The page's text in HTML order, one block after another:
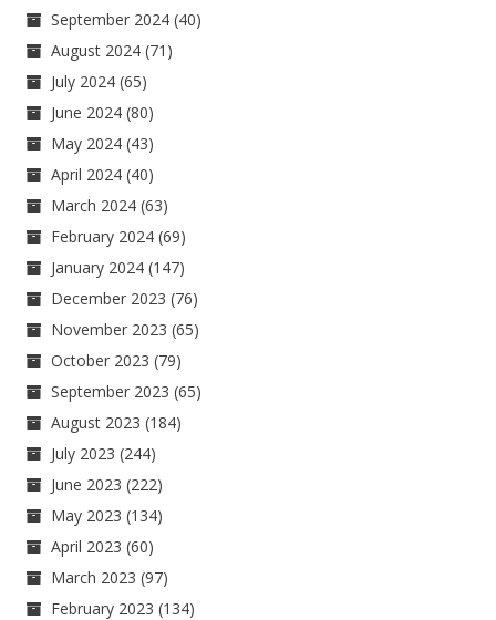
September 2024 (40)
August 2024 (71)
July 2024 (65)
June 2024 (80)
May 2024 (43)
April 2024 (40)
March 2024 (63)
February 2024 (69)
January 2024 (147)
December 2023 (76)
November 2023 (65)
October 2023 (79)
September 2023 (65)
August 2023 (184)
July 2023 (244)
June 2023 (222)
May 2023 (134)
April 2023 (60)
March 2023 (97)
February 2023 (134)